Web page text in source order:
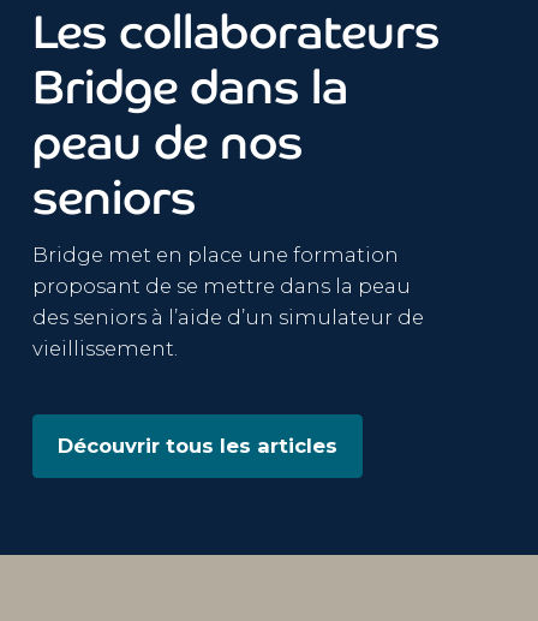
Les collaborateurs
Bridge dans la
peau de nos
seniors
Bridge met en place une formation
proposant de se mettre dans la peau
des seniors à l’aide d’un simulateur de
vieillissement.
Découvrir tous les articles